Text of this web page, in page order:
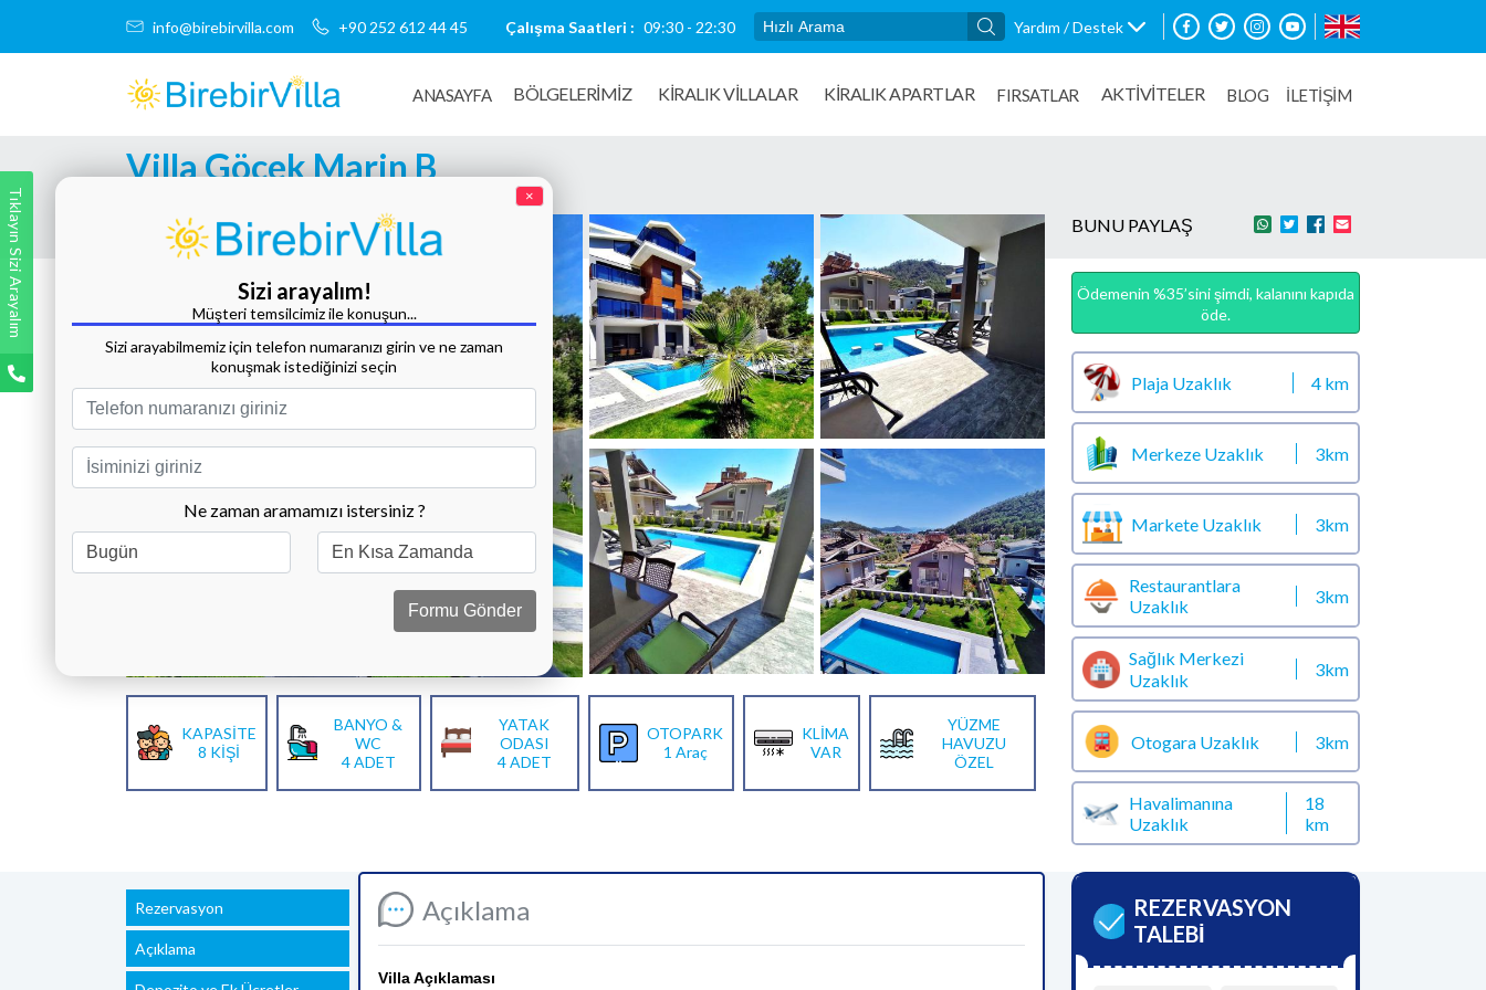
info@birebirvilla.com +90 252 612 44 45 Çalışma Saatleri : 09:30 - 22:30 Yardım / Destek
ANASAYFA BÖLGELERİMİZ KIRALIK VILLALAR KİRALIK APARTLAR FIRSATLAR AKTİVİTELER BLOG İLETİŞİM
Villa Göcek Marin B
Tüm Fotoğrafları Göster
KAPASİTE
8 KİŞİ
BANYO &
WC
4 ADET
YATAK
ODASI
4 ADET
OTOPARK
1 Araç
KLİMA
VAR
YÜZME
HAVUZU
ÖZEL
BUNU PAYLAŞ
Ödemenin %35’sini şimdi, kalanını kapıda
öde.
Plaja Uzaklık 4 km
Merkeze Uzaklık 3km
Markete Uzaklık 3km
Restaurantlara
Uzaklık
3km
Sağlık Merkezi
Uzaklık
3km
Otogara Uzaklık 3km
Havalimanına
Uzaklık
18
km
Rezervasyon
Açıklama
Açıklama
Villa Açıklaması
REZERVASYON
TALEBİ
Tıklayın Sizi Arayalım ×
Sizi arayalım!
Müşteri temsilcimiz ile konuşun...
Sizi arayabilmemiz için telefon numaranızı girin ve ne zaman
konuşmak istediğinizi seçin
Ne zaman aramamızı istersiniz ?
Formu Gönder